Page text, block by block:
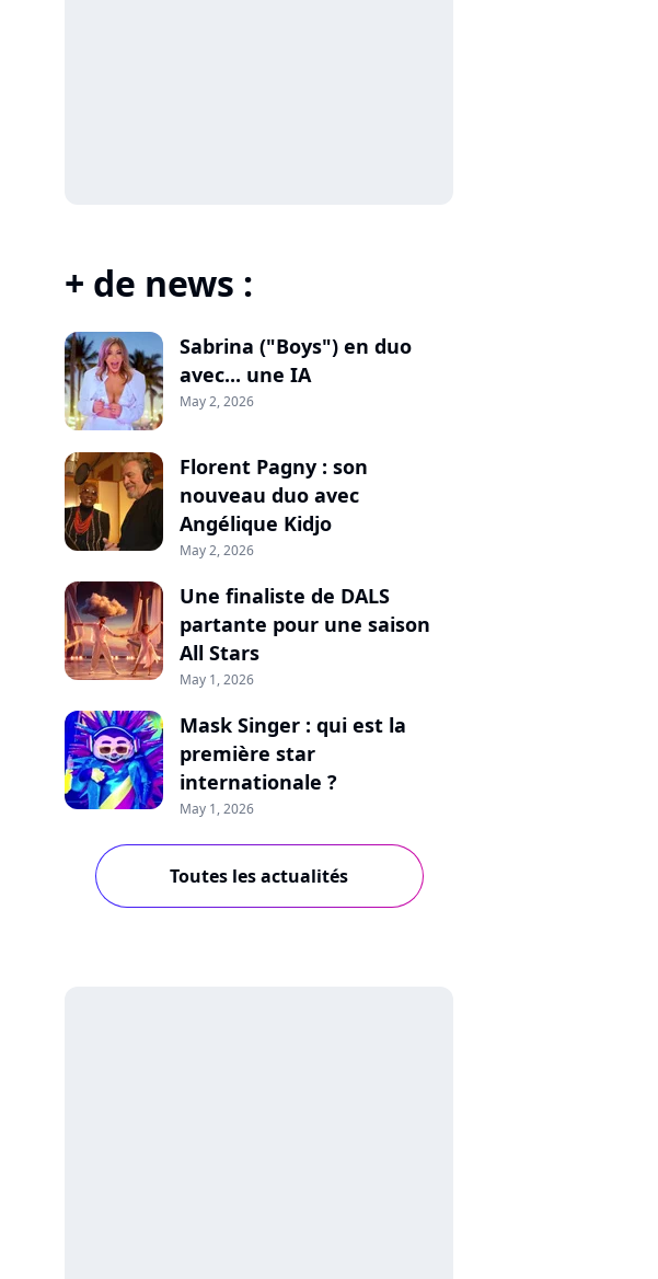
+ de news :
Sabrina ("Boys") en duo
avec... une IA
May 2, 2026
Florent Pagny : son
nouveau duo avec
Angélique Kidjo
May 2, 2026
Une finaliste de DALS
partante pour une saison
All Stars
May 1, 2026
Mask Singer : qui est la
première star
internationale ?
May 1, 2026
Toutes les actualités